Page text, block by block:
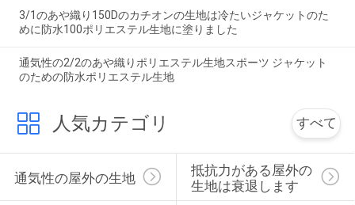
3/1のあや織り150Dのカチオンの生地は冷たいジャケットのた
めに防水100ポリエステル生地に塗りました
通気性の2/2のあや織りポリエステル生地スポーツ ジャケット
のための防水ポリエステル生地
人気カテゴリ すべて
通気性の屋外の生地
抵抗力がある屋外の
生地は衰退します